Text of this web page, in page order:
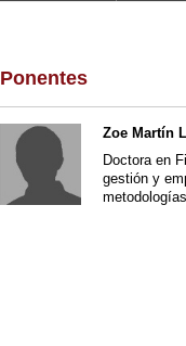
Ponentes
Zoe Martín
Doctora en
gestión y